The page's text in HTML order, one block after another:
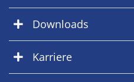
Downloads
Karriere